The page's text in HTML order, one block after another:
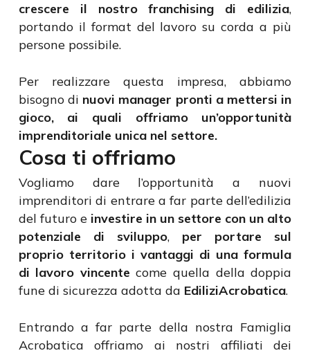
crescere il nostro franchising di edilizia,
portando il format del lavoro su corda a più
persone possibile.
Per realizzare questa impresa, abbiamo
bisogno di nuovi manager pronti a mettersi in
gioco, ai quali offriamo un’opportunità
imprenditoriale unica nel settore.
Cosa ti offriamo
Vogliamo dare l’opportunità a nuovi
imprenditori di entrare a far parte dell’edilizia
del futuro e investire in un settore con un alto
potenziale di sviluppo, per portare sul
proprio territorio i vantaggi di una formula
di lavoro vincente come quella della doppia
fune di sicurezza adotta da EdiliziAcrobatica.
Entrando a far parte della nostra Famiglia
Acrobatica offriamo ai nostri affiliati dei